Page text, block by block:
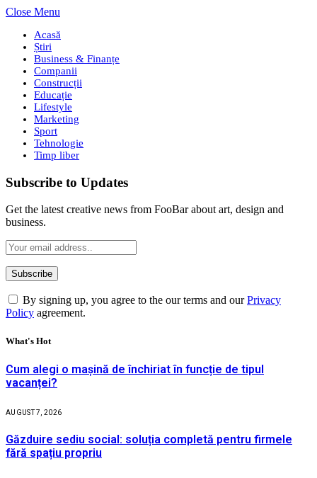
Close Menu
Acasă
Știri
Business & Finanțe
Companii
Construcții
Educație
Lifestyle
Marketing
Sport
Tehnologie
Timp liber
Subscribe to Updates
Get the latest creative news from FooBar about art, design and
business.
By signing up, you agree to the our terms and ourPrivacy
Policy agreement.
What's Hot
Cum alegi o mașină de închiriat în funcție de tipul
vacanței?
AUGUST 7, 2026
Găzduire sediu social: soluția completă pentru firmele
fără spațiu propriu